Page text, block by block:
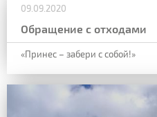
09.09.2020
Обращение с отходами
«Принес – забери с собой!»